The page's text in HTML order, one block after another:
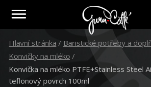
Hlavní stránka / Baristické potřeby a
Konvičky na mléko /
Konvička na mléko PTFE+Stainless Steel
teflonový povrch 100ml